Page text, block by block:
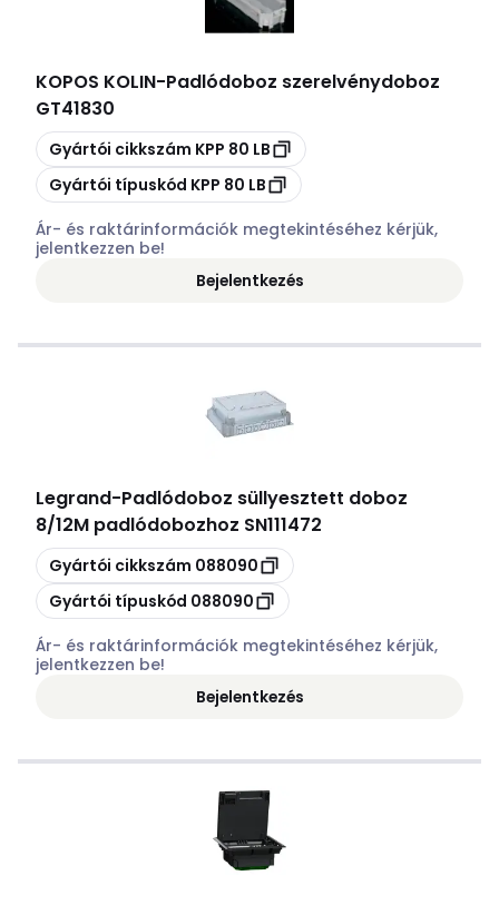
KOPOS KOLIN-Padlódoboz szerelvénydoboz
GT41830
Másolás
Gyártói cikkszám KPP 80 LB
Másolás
Gyártói típuskód KPP 80 LB
Ár- és raktárinformációk megtekintéséhez kérjük,
jelentkezzen be!
Bejelentkezés
Legrand-Padlódoboz süllyesztett doboz
8/12M padlódobozhoz SN111472
Másolás
Gyártói cikkszám 088090
Másolás
Gyártói típuskód 088090
Ár- és raktárinformációk megtekintéséhez kérjük,
jelentkezzen be!
Bejelentkezés